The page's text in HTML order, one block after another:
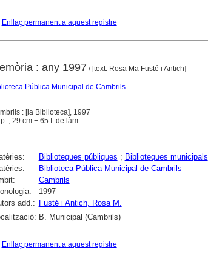
Enllaç permanent a aquest registre
: any 1997 / [text: Rosa Ma Fusté i Antich]
Pública Municipal de Cambrils.
: [la Biblioteca], 1997
; 29 cm + 65 f. de làm
Biblioteques públiques ; Biblioteques municipals
Biblioteca Pública Municipal de Cambrils
Cambrils
1997
add.:
Fusté i Antich, Rosa M.
B. Municipal (Cambrils)
Enllaç permanent a aquest registre